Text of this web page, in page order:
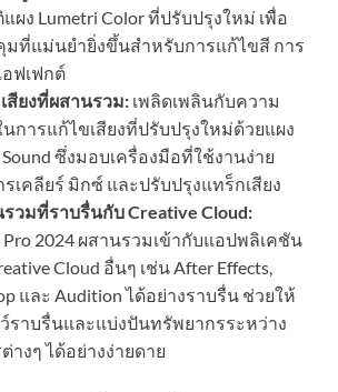
ง Lumetri Color ที่ปรับปรุงใหม่ เพื่อ
มที่แม่นยำยิ่งขึ้นสำหรับการแก้ไขสี การ
อฟเฟกต์
สียงที่ผสานรวม: เพลิดเพลินกับความ
การแก้ไขเสียงที่ปรับปรุงใหม่ด้วยแผง
Sound ซึ่งมอบเครื่องมือที่ใช้งานง่าย
เคลียร์ มิกซ์ และปรับปรุงแทร็กเสียง
วมที่ราบรื่นกับ Creative Cloud:
Pro 2024 ผสานรวมเข้ากับแอปพลิเคชัน
Cloud อื่นๆ เช่น After Effects,
และ Audition ได้อย่างราบรื่น ช่วยให้
ราบรื่นและแบ่งปันทรัพยากรระหว่าง
างๆ ได้อย่างง่ายดาย